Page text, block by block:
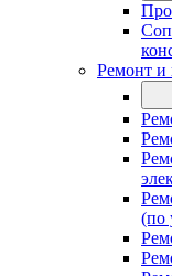
Ремонт и
(по